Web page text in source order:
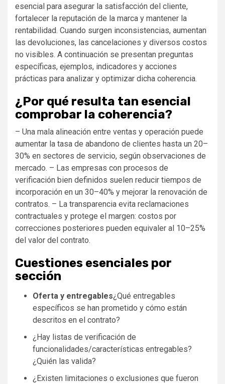
esencial para asegurar la satisfacción del cliente,
fortalecer la reputación de la marca y mantener la
rentabilidad. Cuando surgen inconsistencias, aumentan
las devoluciones, las cancelaciones y diversos costos
no visibles. A continuación se presentan preguntas
específicas, ejemplos, indicadores y acciones
prácticas para analizar y optimizar dicha coherencia.
¿Por qué resulta tan esencial
comprobar la coherencia?
– Una mala alineación entre ventas y operación puede
aumentar la tasa de abandono de clientes hasta un 20–
30% en sectores de servicio, según observaciones de
mercado. – Las empresas con procesos de
verificación bien definidos suelen reducir tiempos de
incorporación en un 30–40% y mejorar la renovación de
contratos. – La transparencia evita reclamaciones
contractuales y protege el margen: costos por
correcciones posteriores pueden equivaler al 10–25%
del valor del contrato.
Cuestiones esenciales por
sección
Oferta y entregables¿Qué entregables
específicos se han prometido y cómo están
descritos en el contrato?
¿Hay listas de verificación de
funcionalidades/características entregables?
¿Quién las valida?
¿Existen limitaciones o exclusiones que fueron